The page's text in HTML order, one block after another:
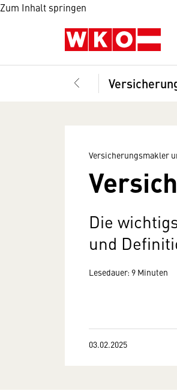
Zum Inhalt springen
Versicherungsmakler
Die
und
Lesedauer: 9 Minuten
03.02.2025